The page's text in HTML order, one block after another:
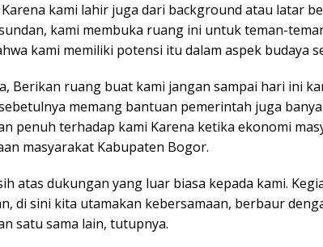
kami lahir juga dari background atau latar
kami membuka ruang ini untuk teman-
kami memiliki potensi itu dalam aspek budaya
Berikan ruang buat kami jangan sampai hari ini
memang bantuan pemerintah juga
penuh terhadap kami Karena ketika ekonomi
masyarakat Kabupaten Bogor.
atas dukungan yang luar biasa kepada kami.
di sini kita utamakan kebersamaan, berbaur
satu sama lain, tutupnya.